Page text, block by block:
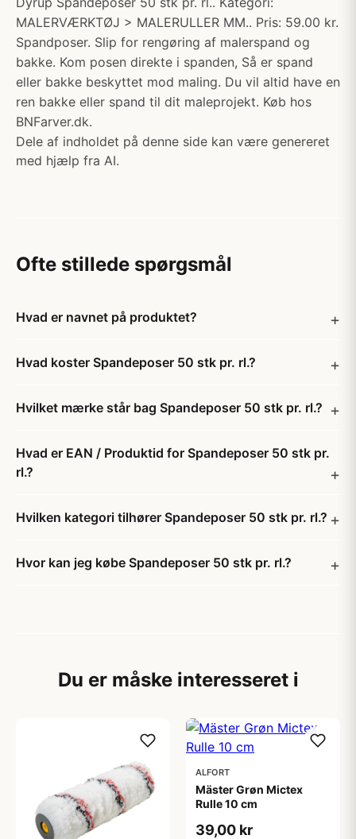
MALERVÆRKTØJ > MALERULLER MM.. Pris: 59.00 kr.
Spandposer. Slip for rengøring af malerspand og
bakke. Kom posen direkte i spanden, Så er spand
eller bakke beskyttet mod maling. Du vil altid have en
ren bakke eller spand til dit maleprojekt. Køb hos
BNFarver.dk.
Dele af indholdet på denne side kan være genereret
med hjælp fra AI.
Ofte stillede spørgsmål
Hvad er navnet på produktet?
Hvad koster Spandeposer 50 stk pr. rl.?
Hvilket mærke står bag Spandeposer 50 stk pr. rl.?
Hvad er EAN / Produktid for Spandeposer 50 stk pr.
rl.?
Hvilken kategori tilhører Spandeposer 50 stk pr. rl.?
Hvor kan jeg købe Spandeposer 50 stk pr. rl.?
Du er måske interesseret i
ALFORT
Mäster Grøn Mictex
Rulle 10 cm
39,00 kr